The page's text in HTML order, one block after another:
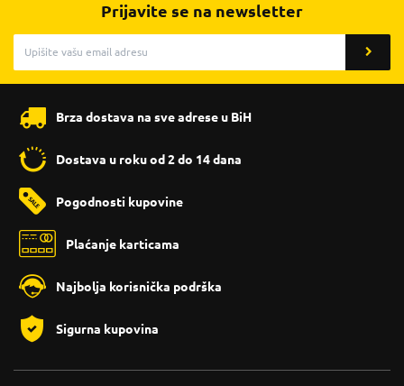
Prijavite se na newsletter
Brza dostava na sve adrese u BiH
Dostava u roku od 2 do 14 dana
Pogodnosti kupovine
Plaćanje karticama
Najbolja korisnička podrška
Sigurna kupovina